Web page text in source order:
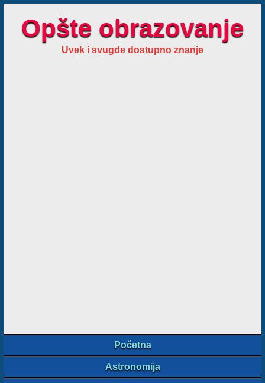
Opšte obrazovanje
Uvek i svugde dostupno znanje
Početna
Astronomija